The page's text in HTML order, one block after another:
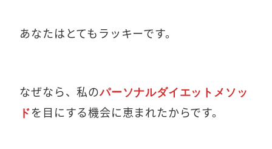
あなたはとてもラッキーです。
なぜなら、私のパーソナルダイエットメソッ
ド を目にする機会に恵まれたからです。